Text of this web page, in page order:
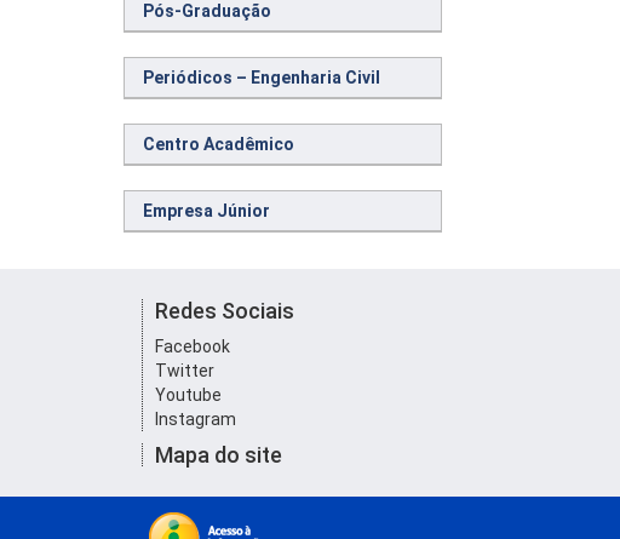
Pós-Graduação
Periódicos – Engenharia Civil
Centro Acadêmico
Empresa Júnior
Redes Sociais
Facebook
Twitter
Youtube
Instagram
Mapa do site